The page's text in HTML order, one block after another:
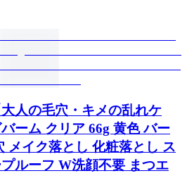
人の毛穴・キメの乱れケ
ーム クリア 66g 黄色 バー
メイク落とし 化粧落とし ス
ルーフ W洗顔不要 まつエ